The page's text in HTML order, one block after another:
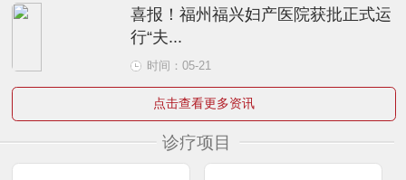
喜报！福州福兴妇产医院获批正式运
行“夫...
时间：05-21
点击查看更多资讯
诊疗项目